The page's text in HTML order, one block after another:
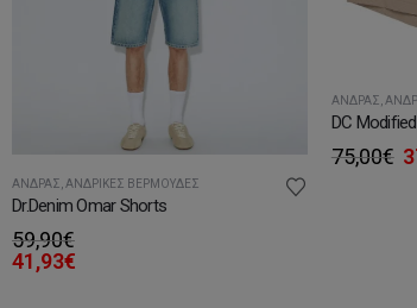
ΆΝΔΡΑΣ,ΑΝΔΡΙΚΈΣ ΒΕΡΜΟΎΔΕΣ
Dr.Denim Omar Shorts
59,90€
41,93€
ΆΝΔΡΑΣ
DC
75,00€